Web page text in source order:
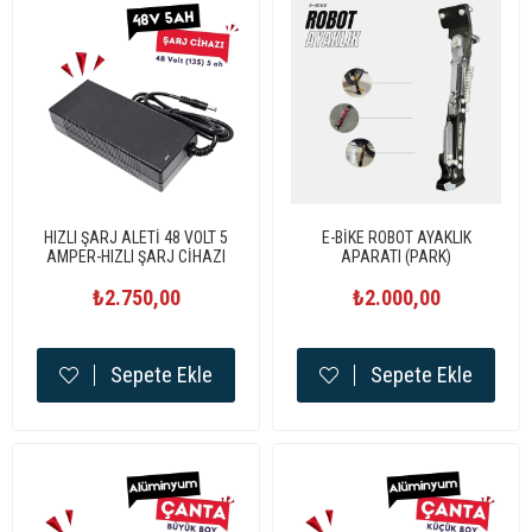
HIZLI ŞARJ ALETİ 48 VOLT 5
AMPER-HIZLI ŞARJ CİHAZI
₺2.750,00
Sepete Ekle
E-BİKE ROBOT AYAKLIK
APARATI (PARK)
₺2.000,00
Sepete Ekle